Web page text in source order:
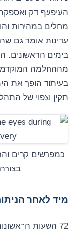
העיפעף דק
מחלים במהירות
עדינות אומר גם
בימים הראשונים.
מההחלמה המוקדמת
בעיתוד הופך את
תקין וצפוי של
מיד לאחר הניתוח
72 השעות